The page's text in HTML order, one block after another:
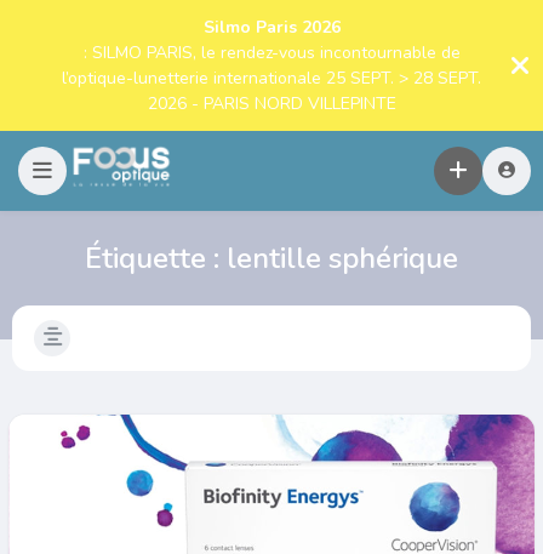
Silmo Paris 2026
: SILMO PARIS, le rendez-vous incontournable de
l’optique-lunetterie internationale 25 SEPT. > 28 SEPT.
2026 - PARIS NORD VILLEPINTE
Étiquette : lentille sphérique